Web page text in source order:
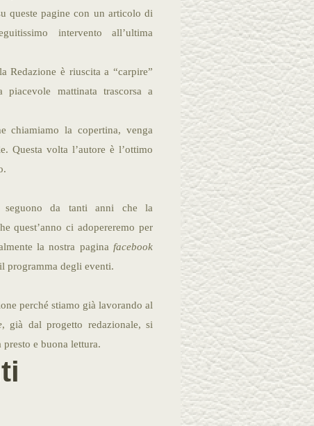
queste pagine con un articolo di
intervento all’ultima
Redazione è riuscita a “carpire”
mattinata trascorsa a
chiamiamo la copertina, venga
Questa volta l’autore è l’ottimo
seguono da tanti anni che la
quest’anno ci adopereremo per
la nostra pagina facebook
programma degli eventi.
perché stiamo già lavorando al
, già dal progetto redazionale, si
e buona lettura.